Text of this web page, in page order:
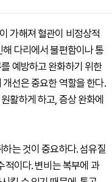
가해져 혈관이 비정상적
다리에서 불편함이나 통
예방하고 완화하기 위한
선은 중요한 역할을 한다.
활하게 하고, 증상 완화에
는 것이 중요하다. 섬유질
적이다. 변비는 복부에 과